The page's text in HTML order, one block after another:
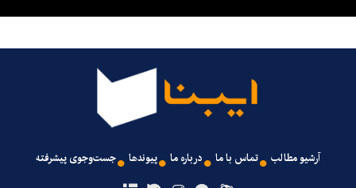
آرشیو مطالب تماس با ما درباره ما پیوندها جست‌وجوی پیشرفته